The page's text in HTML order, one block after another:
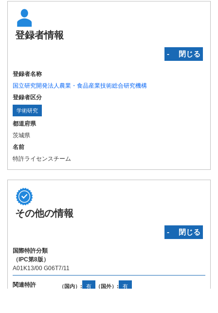
登録者情報
‐ 閉じる
登録者名称
国立研究開発法人農業・食品産業技術総合研究機構
登録者区分
学術研究
都道府県
茨城県
名前
特許ライセンスチーム
その他の情報
‐ 閉じる
国際特許分類
（IPC第8版）
A01K13/00 G06T7/11
関連特許 （国内）: 有 （国外）: 有